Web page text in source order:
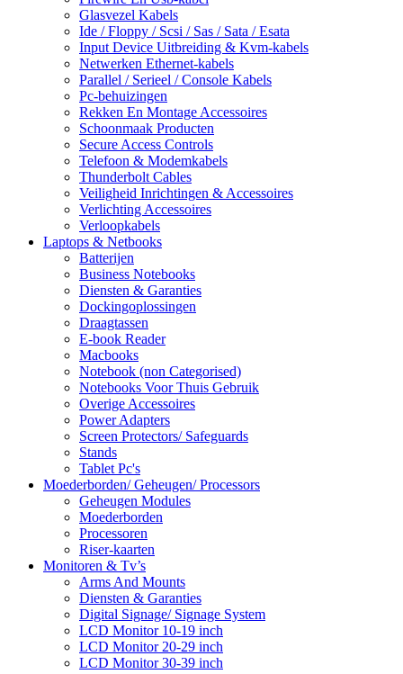
Glasvezel Kabels
Ide / Floppy / Scsi / Sas / Sata / Esata
Input Device Uitbreiding & Kvm-kabels
Netwerken Ethernet-kabels
Parallel / Serieel / Console Kabels
Pc-behuizingen
Rekken En Montage Accessoires
Schoonmaak Producten
Secure Access Controls
Telefoon & Modemkabels
Thunderbolt Cables
Veiligheid Inrichtingen & Accessoires
Verlichting Accessoires
Verloopkabels
Laptops & Netbooks
Batterijen
Business Notebooks
Diensten & Garanties
Dockingoplossingen
Draagtassen
E-book Reader
Macbooks
Notebook (non Categorised)
Notebooks Voor Thuis Gebruik
Overige Accessoires
Power Adapters
Screen Protectors/ Safeguards
Stands
Tablet Pc's
Moederborden/ Geheugen/ Processors
Geheugen Modules
Moederborden
Processoren
Riser-kaarten
Monitoren & Tv’s
Arms And Mounts
Diensten & Garanties
Digital Signage/ Signage System
LCD Monitor 10-19 inch
LCD Monitor 20-29 inch
LCD Monitor 30-39 inch